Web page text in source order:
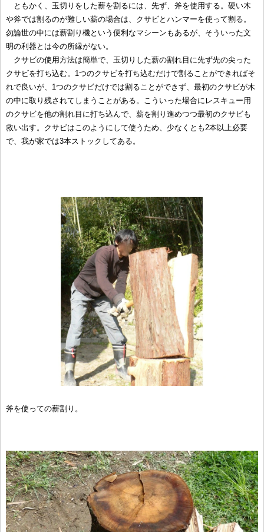
ともかく、玉切りをした薪を割るには、先ず、斧を使用する。硬い木
や斧では割るのが難しい薪の場合は、クサビとハンマーを使って割る。
勿論世の中には薪割り機という便利なマシーンもあるが、そういった文
明の利器とは今の所縁がない。
クサビの使用方法は簡単で、玉切りした薪の割れ目に先ず先の尖った
クサビを打ち込む。1つのクサビを打ち込むだけで割ることができればそ
れで良いが、1つのクサビだけでは割ることができず、最初のクサビが木
の中に取り残されてしまうことがある。こういった場合にレスキュー用
のクサビを他の割れ目に打ち込んで、薪を割り進めつつ最初のクサビも
救い出す。クサビはこのようにして使うため、少なくとも2本以上必要
で、我が家では3本ストックしてある。
斧を使っての薪割り。